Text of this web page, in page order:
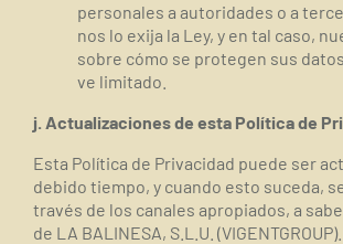
personales a autoridades o a
nos lo exija la Ley, y en tal caso,
sobre cómo se protegen sus
ve limitado.
j. Actualizaciones de esta Política de
Esta Política de Privacidad puede ser
debido tiempo, y cuando esto suceda,
través de los canales apropiados, a
de LA BALINESA, S.L.U. (VIGENTGROUP).